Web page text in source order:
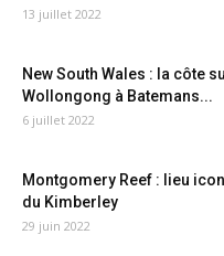
13 juillet 2022
New South Wales : la côte
Wollongong à Batemans...
6 juillet 2022
Montgomery Reef : lieu
du Kimberley
29 juin 2022